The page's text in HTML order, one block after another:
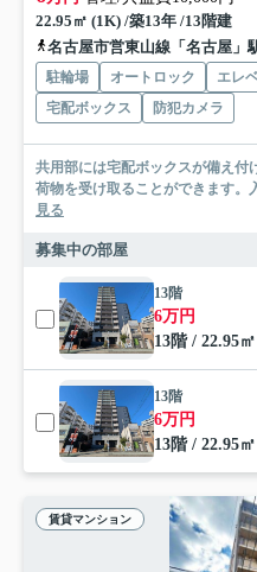
22.95㎡ (1K) /築13年 /13階建
名古屋市営東山線「名古屋」
駐輪場 オートロック エレ
宅配ボックス
防犯カメラ
共用部には宅配ボックスが備え付
荷物を受け取ることができます。
見る
募集中の部屋
13階
6万円
13階 / 22.95
13階
6万円
13階 / 22.95
賃貸マンション